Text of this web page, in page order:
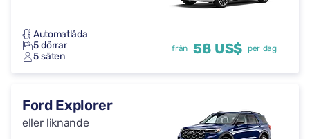
Automatlåda
5 dörrar
5 säten
från 58 US$ per dag
Ford Explorer
eller liknande